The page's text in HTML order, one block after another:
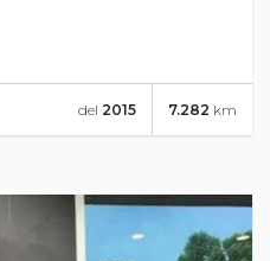
7.282 km
del 2015